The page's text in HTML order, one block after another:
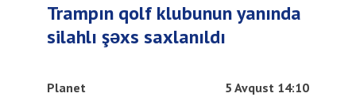
Trampın qolf klubunun yanında
silahlı şəxs saxlanıldı
Planet 5 Avqust 14:10